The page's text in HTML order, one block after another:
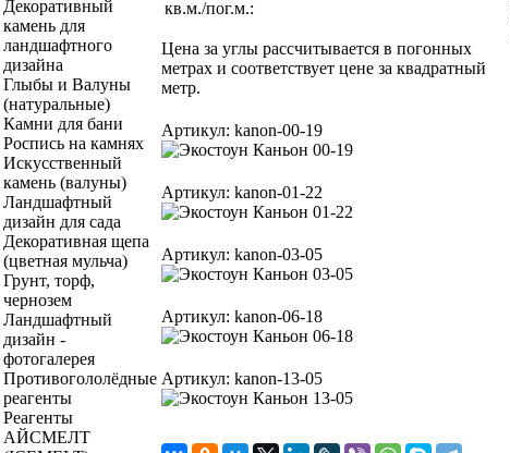
Декоративный
камень для
ландшафтного
дизайна
Глыбы и Валуны
(натуральные)
Камни для бани
Роспись на камнях
Искусственный
камень (валуны)
Ландшафтный
дизайн для сада
Декоративная щепа
(цветная мульча)
Грунт, торф,
чернозем
Ландшафтный
дизайн -
фотогалерея
Противогололёдные
реагенты
Реагенты
АЙСМЕЛТ
кв.м./пог.м.:
Цена за углы рассчитывается в погонных
метрах и соответствует цене за квадратный
метр.
Артикул: kanon-00-19
Артикул: kanon-01-22
Артикул: kanon-03-05
Артикул: kanon-06-18
Артикул: kanon-13-05